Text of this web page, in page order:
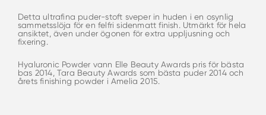
Detta ultrafina puder-stoft sveper in huden i en osynlig
sammetsslöja för en felfri sidenmatt finish. Utmärkt för hela
ansiktet, även under ögonen för extra uppljusning och
fixering.
Hyaluronic Powder vann Elle Beauty Awards pris för bästa
bas 2014, Tara Beauty Awards som bästa puder 2014 och
årets finishing powder i Amelia 2015.